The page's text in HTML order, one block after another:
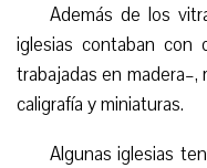
Además de los
iglesias contaban con
trabajadas en madera–,
caligrafía y miniaturas.
Algunasiglesias